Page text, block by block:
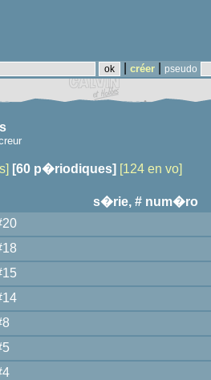
créer pseudo
[60 p�riodiques] [124 en vo]
s�rie, # num�ro